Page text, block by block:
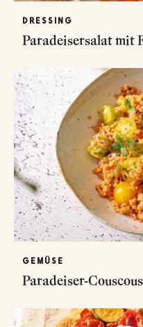
DRESSING
Paradeisersalat mit
GEMÜSE
Paradeiser-